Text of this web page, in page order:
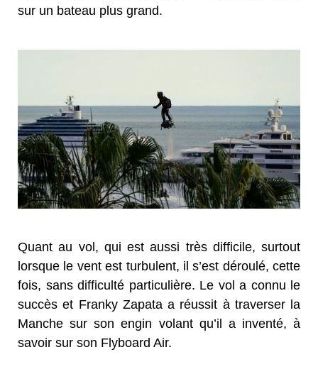
sur un bateau plus grand.
Quant au vol, qui est aussi très difficile, surtout
lorsque le vent est turbulent, il s’est déroulé, cette
fois, sans difficulté particulière. Le vol a connu le
succès et Franky Zapata a réussit à traverser la
Manche sur son engin volant qu’il a inventé, à
savoir sur son Flyboard Air.